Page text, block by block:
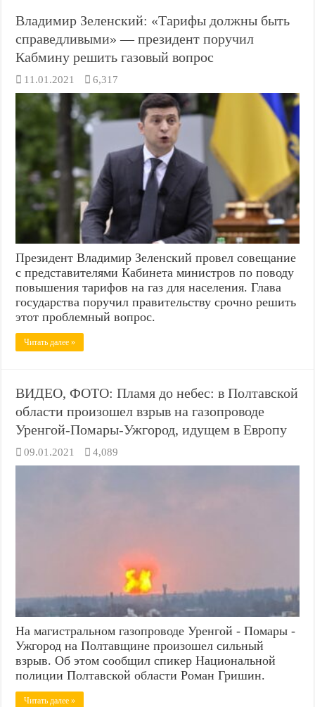
Владимир Зеленский: «Тарифы должны быть
справедливыми» — президент поручил
Кабмину решить газовый вопрос
11.01.2021 6,317
Президент Владимир Зеленский провел совещание
с представителями Кабинета министров по поводу
повышения тарифов на газ для населения. Глава
государства поручил правительству срочно решить
этот проблемный вопрос.
Читать далее »
ВИДЕО, ФОТО: Пламя до небес: в Полтавской
области произошел взрыв на газопроводе
Уренгой-Помары-Ужгород, идущем в Европу
09.01.2021 4,089
На магистральном газопроводе Уренгой - Помары -
Ужгород на Полтавщине произошел сильный
взрыв. Об этом сообщил спикер Национальной
полиции Полтавской области Роман Гришин.
Читать далее »